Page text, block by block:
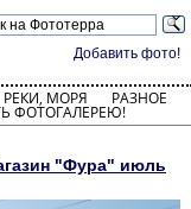
Добавить фото!
РЕКИ, МОРЯ РАЗНОЕ
ФОТОГАЛЕРЕЮ!
"Фура" июль